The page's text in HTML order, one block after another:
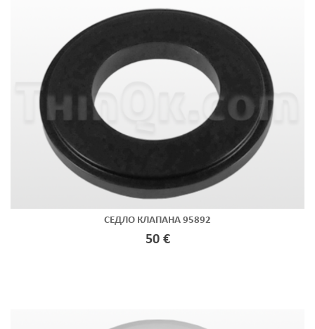
СЕДЛО КЛАПАНА 95892
50 €